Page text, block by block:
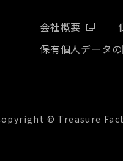
会社概要
保有個人データ
© Treasure